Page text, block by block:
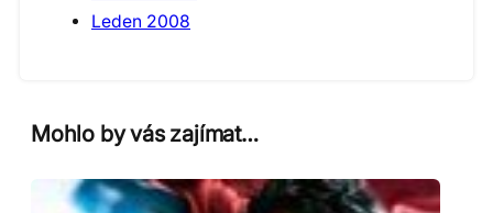
Leden 2008
Mohlo by vás zajímat…